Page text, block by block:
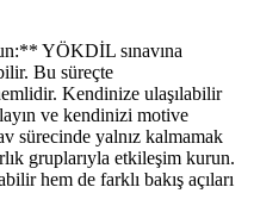
YÖKDİL sınavına
Bu süreçte
Kendinize ulaşılabilir
ve kendinizi motive
sürecinde yalnız kalmamak
gruplarıyla etkileşim kurun.
hem de farklı bakış açıları